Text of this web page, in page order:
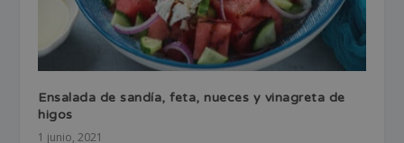
Ensalada de sandía, feta, nueces y vinagreta de
higos
1 junio, 2021